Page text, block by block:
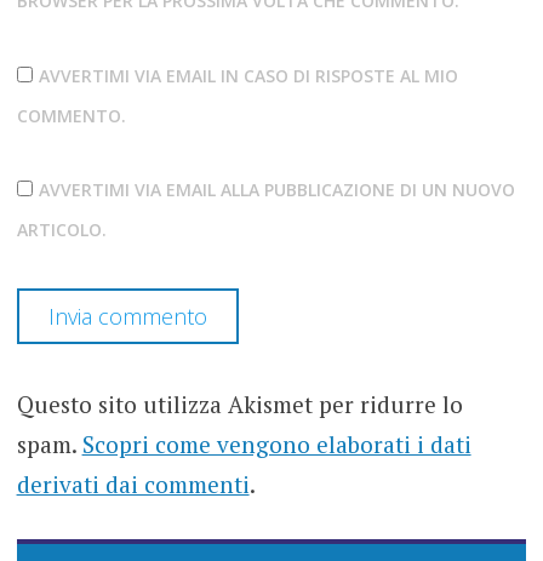
AVVERTIMI VIA EMAIL IN CASO DI RISPOSTE AL MIO
COMMENTO.
AVVERTIMI VIA EMAIL ALLA PUBBLICAZIONE DI UN NUOVO
ARTICOLO.
Questo sito utilizza Akismet per ridurre lo
spam. Scopri come vengono elaborati i dati
derivati dai commenti.